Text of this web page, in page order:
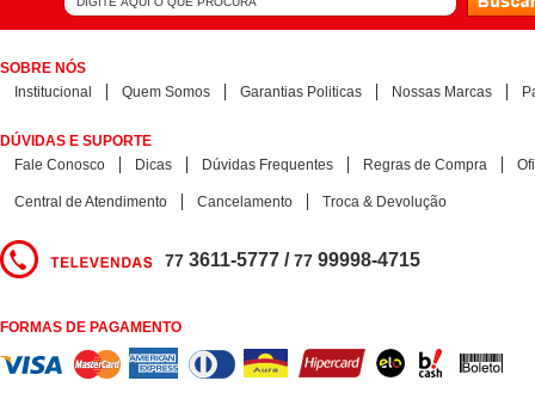
SOBRE NÓS
Institucional
Quem Somos Garantias Politicas Nossas Marcas
DÚVIDAS E SUPORTE
Fale Conosco
Dicas Dúvidas Frequentes Regras de Compra
Central de Atendimento Cancelamento Troca & Devolução
77 3611-5777 /77 99998-4715
FORMAS DE PAGAMENTO